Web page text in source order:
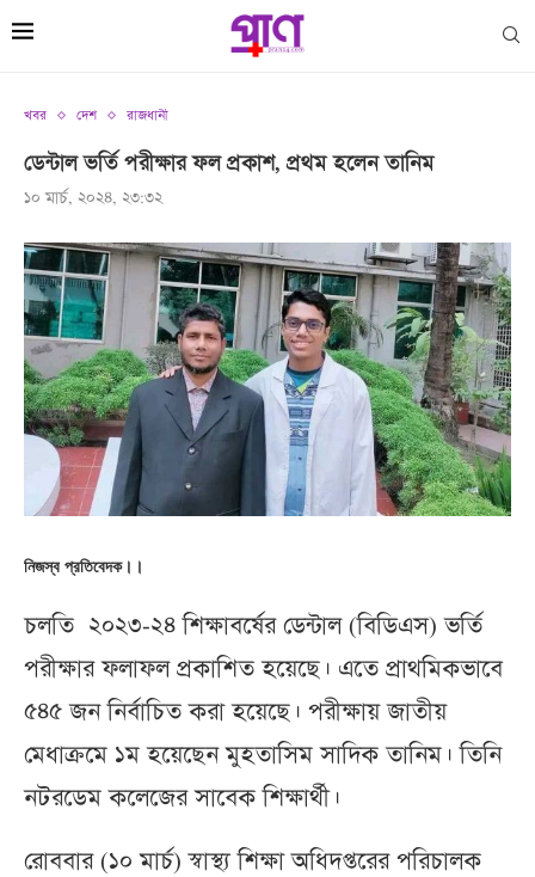
খবর দেশ রাজধানী
ডেন্টাল ভর্তি পরীক্ষার ফল প্রকাশ, প্রথম হলেন তানিম
১০ মার্চ, ২০২৪, ২৩:৩২
নিজস্ব প্রতিবেদক।।
চলতি ২০২৩-২৪ শিক্ষাবর্ষের ডেন্টাল (বিডিএস) ভর্তি
পরীক্ষার ফলাফল প্রকাশিত হয়েছে। এতে প্রাথমিকভাবে
৫৪৫ জন নির্বাচিত করা হয়েছে। পরীক্ষায় জাতীয়
মেধাক্রমে ১ম হয়েছেন মুহতাসিম সাদিক তানিম। তিনি
নটরডেম কলেজের সাবেক শিক্ষার্থী।
রোববার (১০ মার্চ) স্বাস্থ্য শিক্ষা অধিদপ্তরের পরিচালক